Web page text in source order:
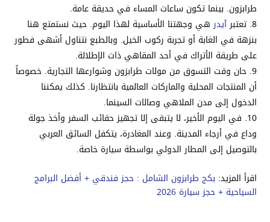
طرابزون. بينما تكون ساعات المساء في حديقة عامة.
تعتبرآيدرهي وجهتنا الأساسية لهذا اليوم. حيث نستمتع هنا
بنزهة في الغابة أو تجربة ركوب الخيل. وبالطبع نتناول أشهى فطور
على طريقة الأتراك في أحد المقاهي ذات الإطلالة.
حان وقت التسوق من مولات طرابزون وشوارعها التجارية. خصوصاً
أن المنتجات المحلية والماركات العالمية بانتظارنا. كذلك يمكننا
الدخول إلى مدن الملاهي وصالات السينما.
في اليوم الأخير، لا يتبقى إلا تجهيز حقائب السفر وأخذ جولة
وداع في أرجاء المدينة. وعند المغادرة، يتكفل السائق العربي
بالتوصيل إلى المطار الدولي بواسطة سيارة خاصة.
اقرأ المزيد: بكج طرابزون الشامل : حجز فندقي + أفضل البرامج
السياحية + حجز سيارة 2026